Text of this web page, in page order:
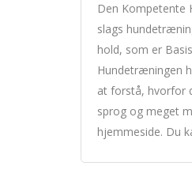
Den Kompetente
slags
hold, som er
Hundetræningen
at forstå, hvorfor
sprog og meget
hjemmeside. Du